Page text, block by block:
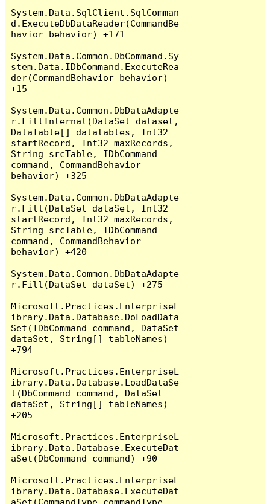
System.Data.SqlClient.SqlComman
d.ExecuteDbDataReader(CommandBe
havior behavior) +171
System.Data.Common.DbCommand.Sy
stem.Data.IDbCommand.ExecuteRea
der(CommandBehavior behavior)
+15
System.Data.Common.DbDataAdapte
r.FillInternal(DataSet dataset,
DataTable[] datatables, Int32
startRecord, Int32 maxRecords,
String srcTable, IDbCommand
command, CommandBehavior
behavior) +325
System.Data.Common.DbDataAdapte
r.Fill(DataSet dataSet, Int32
startRecord, Int32 maxRecords,
String srcTable, IDbCommand
command, CommandBehavior
behavior) +420
System.Data.Common.DbDataAdapte
r.Fill(DataSet dataSet) +275
Microsoft.Practices.EnterpriseL
ibrary.Data.Database.DoLoadData
Set(IDbCommand command, DataSet
dataSet, String[] tableNames)
+794
Microsoft.Practices.EnterpriseL
ibrary.Data.Database.LoadDataSe
t(DbCommand command, DataSet
dataSet, String[] tableNames)
+205
Microsoft.Practices.EnterpriseL
ibrary.Data.Database.ExecuteDat
aSet(DbCommand command) +90
Microsoft.Practices.EnterpriseL
ibrary.Data.Database.ExecuteDat
aSet(CommandType commandType,